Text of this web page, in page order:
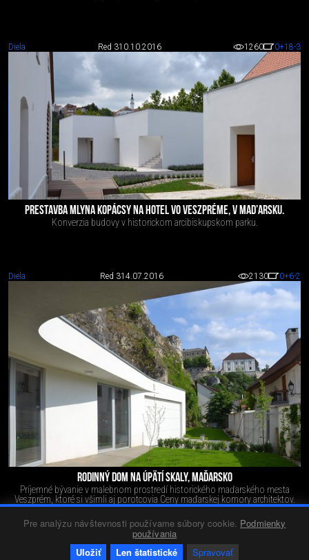
Pre analýzu návštevnosti používame súbory cookie. Podmienky
používania
Uložiť
Len štatistické Spravovať
Diela Red 310.10.2016 1260 0+18-3
PRESTAVBA MLYNA KOPÁCSY NA HOTEL VO VESZPRÉME, V MAD’ARSKU.
Konverzia budovy v historickom arcibiskupskom parku.
Diela Red 314.07.2016 2130 0+6-2
RODINNÝ DOM NA ÚPÄTÍ SKALY, MAĎARSKO
Príjemné bývanie v malebnom prostredí historického maďarského mesta
Veszprém, ktoré si všimli aj porotcovia Ceny maďarskej komory architektov.